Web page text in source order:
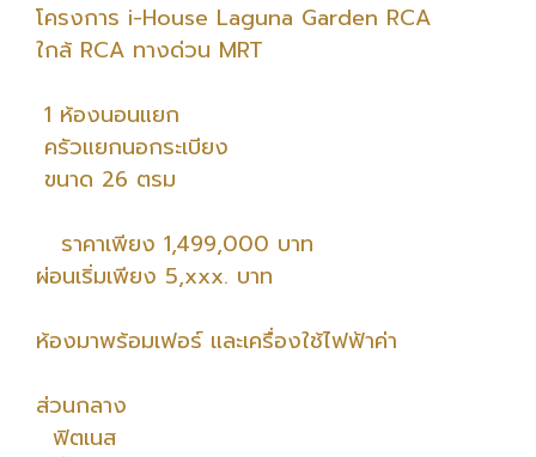
โครงการ i-House Laguna Garden RCA
ใกล้ RCA ทางด่วน MRT
1 ห้องนอนแยก
ครัวแยกนอกระเบียง
ขนาด 26 ตรม
ราคาเพียง 1,499,000 บาท
ผ่อนเริ่มเพียง 5,xxx. บาท
ห้องมาพร้อมเฟอร์ และเครื่องใช้ไฟฟ้าค่า
ส่วนกลาง
ฟิตเนส